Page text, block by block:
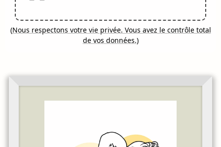
(Nous respectons votre vie privée. Vous avez le contrôle total
de vos données.)